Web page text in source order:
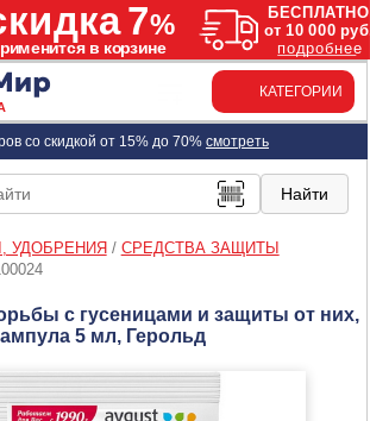
КАТЕГОРИИ
со скидкой от 15% до 70% смотреть
УДОБРЕНИЯ / СРЕДСТВА ЗАЩИТЫ
с гусеницами и защиты от них,
ампула 5 мл, Герольд